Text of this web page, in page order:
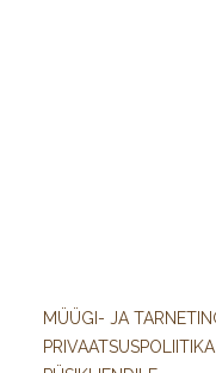
MÜÜGI- JA
PRIVAATSUSPOLIITIKA